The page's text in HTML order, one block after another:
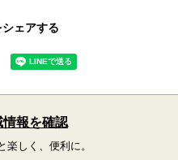
ェアする
報を確認
楽しく、便利に。